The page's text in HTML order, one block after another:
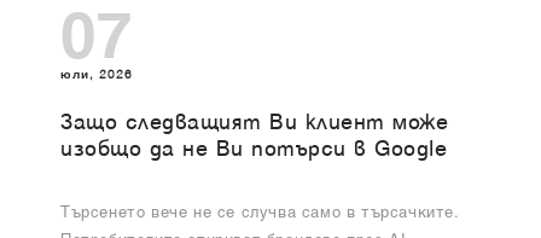
07
юли, 2026
Защо следващият Ви клиент може
изобщо да не Ви потърси в Google
Търсенето вече не се случва само в търсачките.